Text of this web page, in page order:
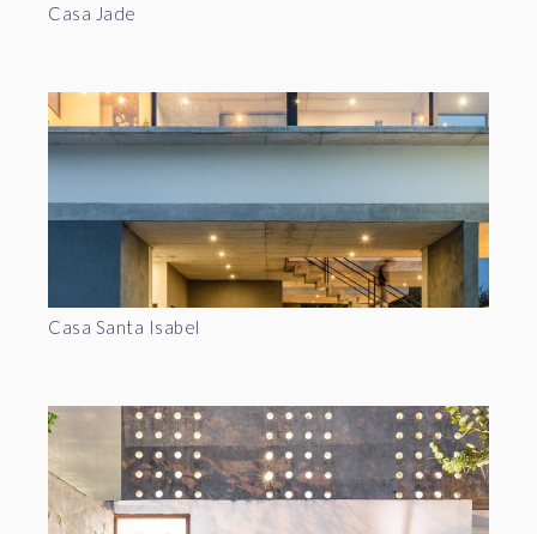
Casa Jade
Casa Santa Isabel